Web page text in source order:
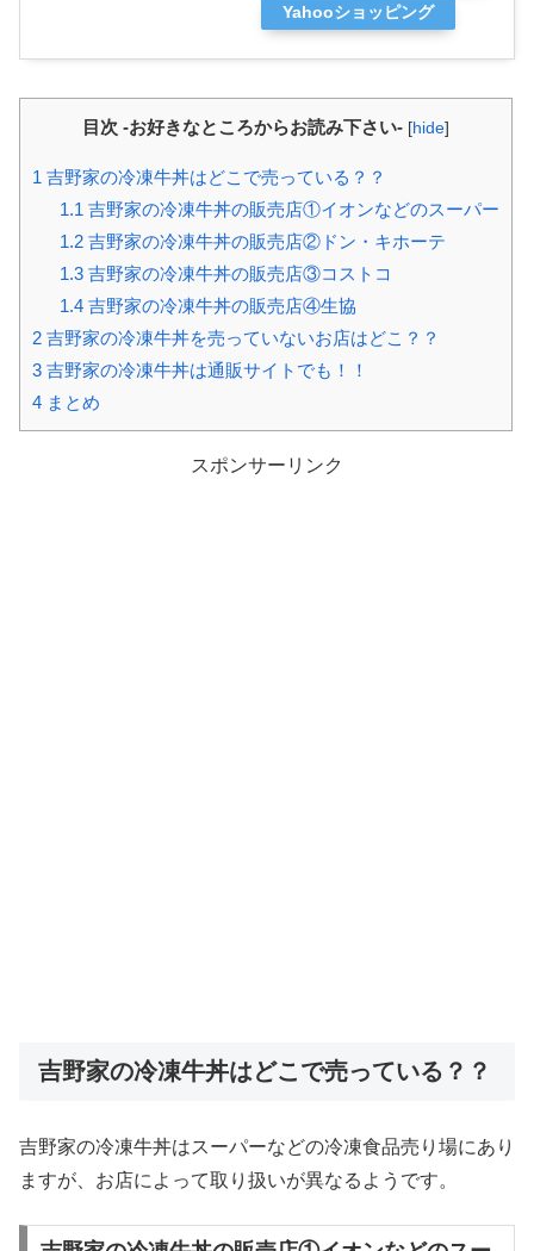
Yahooショッピング
目次 -お好きなところからお読み下さい- [hide]
1 吉野家の冷凍牛丼はどこで売っている？？
1.1 吉野家の冷凍牛丼の販売店①イオンなどのスーパー
1.2吉野家の冷凍牛丼の販売店②ドン・キホーテ
1.3吉野家の冷凍牛丼の販売店③コストコ
1.4吉野家の冷凍牛丼の販売店④生協
2 吉野家の冷凍牛丼を売っていないお店はどこ？？
3 吉野家の冷凍牛丼は通販サイトでも！！
4 まとめ
スポンサーリンク
吉野家の冷凍牛丼はどこで売っている？？
吉野家の冷凍牛丼はスーパーなどの冷凍食品売り場にあり
ますが、お店によって取り扱いが異なるようです。